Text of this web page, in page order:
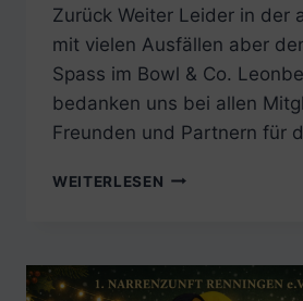
Zurück Weiter Leider in der
mit vielen Ausfällen aber
Spass im Bowl & Co.
bedanken uns bei allen
Freunden und Partnern für
WEITERLESEN